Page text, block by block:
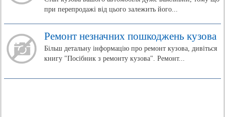
при перепродажі від цього залежить його...
Ремонт незначних пошкоджень кузова
Більш детальну інформацію про ремонт кузова, дивіться
книгу "Посібник з ремонту кузова". Ремонт...